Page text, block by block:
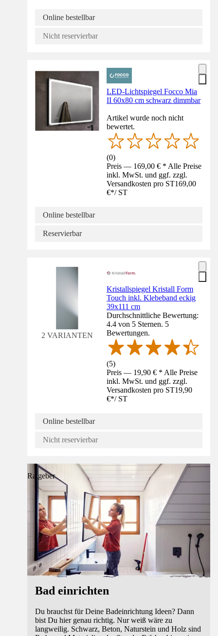
Online bestellbar
Nicht reservierbar
LED-Lichtspiegel Focco Mia
II 60x80 cm schwarz dimmbar
Artikel wurde noch nicht
bewertet.
(0)
Preis — 169,00 € * Alle Preise
inkl. MwSt. und ggf. zzgl.
Versandkosten pro ST169,00
€*/ ST
Online bestellbar
Reservierbar
2 VARIANTEN
Kristallspiegel Kristall Form
Touch inkl. Klebeband eckig
39x111 cm
Durchschnittliche Bewertung:
4.4 von 5 Sternen. 5
Bewertungen.
(5)
Preis — 19,90 € * Alle Preise
inkl. MwSt. und ggf. zzgl.
Versandkosten pro ST19,90
€*/ ST
Online bestellbar
Nicht reservierbar
Ratgeber
Bad einrichten
Du brauchst für Deine Badeinrichtung Ideen? Dann
bist Du hier genau richtig. Nur weiß wäre zu
langweilig. Schwarz, Beton, Naturstein und Holz sind